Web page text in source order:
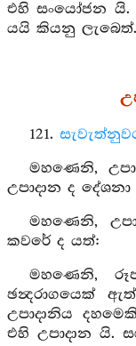
එහි සංයෝජන
යයි කියනු ලැබෙත්.
121.
මහණෙනි,
උපාදාන ද
මහණෙනි,
කවරේ ද යත්:
මහණෙනි,
ඡන්‍දරාගයෙක්
උපාදානිය
එහි උපාදාන යි.